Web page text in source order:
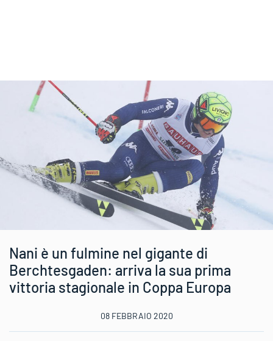
Nani è un fulmine nel gigante di
Berchtesgaden: arriva la sua prima
vittoria stagionale in Coppa Europa
08 FEBBRAIO 2020